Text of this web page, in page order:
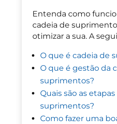
Entenda como
cadeia de
otimizar a sua. A
O que é cadeia de
O que é gestão da
suprimentos?
Quais são as
suprimentos?
Como fazer uma